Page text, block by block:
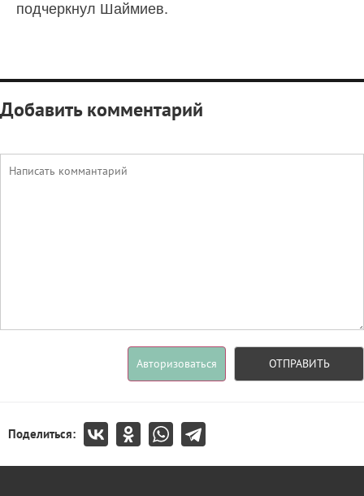
подчеркнул Шаймиев.
Добавить комментарий
Авторизоваться ОТПРАВИТЬ
Поделиться: